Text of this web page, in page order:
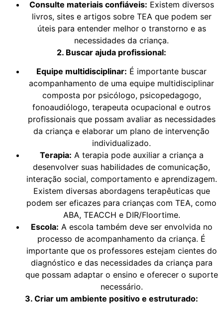
Consulte materiais confiáveis: Existem diversos
livros, sites e artigos sobre TEA que podem ser
úteis para entender melhor o transtorno e as
necessidades da criança.
2. Buscar ajuda profissional:
Equipe multidisciplinar: É importante buscar
acompanhamento de uma equipe multidisciplinar
composta por psicólogo, psicopedagogo,
fonoaudiólogo, terapeuta ocupacional e outros
profissionais que possam avaliar as necessidades
da criança e elaborar um plano de intervenção
individualizado.
Terapia: A terapia pode auxiliar a criança a
desenvolver suas habilidades de comunicação,
interação social, comportamento e aprendizagem.
Existem diversas abordagens terapêuticas que
podem ser eficazes para crianças com TEA, como
ABA, TEACCH e DIR/Floortime.
Escola: A escola também deve ser envolvida no
processo de acompanhamento da criança. É
importante que os professores estejam cientes do
diagnóstico e das necessidades da criança para
que possam adaptar o ensino e oferecer o suporte
necessário.
3. Criar um ambiente positivo e estruturado: